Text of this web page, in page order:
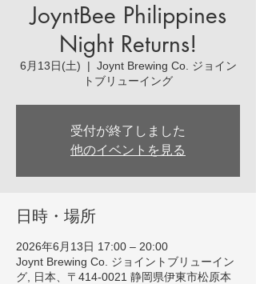
JoyntBee Philippines
Night Returns!
6月13日(土)
  |
Joynt Brewing Co. ジョイン
トブリューイング
受付が終了しました
他のイベントを見る
日時・場所
2026年6月13日 17:00 – 20:00
Joynt Brewing Co. ジョイントブリューイン
グ, 日本、〒414-0021 静岡県伊東市松原本